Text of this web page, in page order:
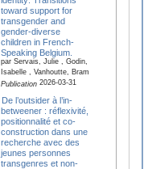
toward support for
transgender and
gender-diverse
children in French-
Speaking Belgium.
par Servais, Julie , Godin,
Isabelle , Vanhoutte, Bram
Publication2026-03-31
De l’outsider à l’in-
betweener : réflexivité,
positionnalité et co-
construction dans une
recherche avec des
jeunes personnes
transgenres et non-